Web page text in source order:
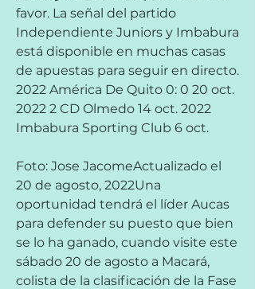
favor. La señal del partido
Independiente Juniors y Imbabura
está disponible en muchas casas
de apuestas para seguir en directo.
2022 América De Quito 0: 0 20 oct.
2022 2 CD Olmedo 14 oct. 2022
Imbabura Sporting Club 6 oct.
Foto: Jose JacomeActualizado el
20 de agosto, 2022Una
oportunidad tendrá el líder Aucas
para defender su puesto que bien
se lo ha ganado, cuando visite este
sábado 20 de agosto a Macará,
colista de la clasificación de la Fase